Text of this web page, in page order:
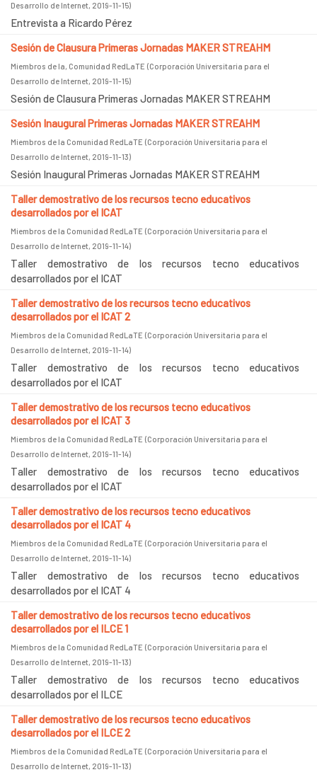
Desarrollo de Internet, 2019-11-15)
Entrevista a Ricardo Pérez
Sesión de Clausura Primeras Jornadas MAKER STREAHM
Miembros de la, Comunidad RedLaTE (Corporación Universitaria para el
Desarrollo de Internet, 2019-11-15)
Sesión de Clausura Primeras Jornadas MAKER STREAHM
Sesión Inaugural Primeras Jornadas MAKER STREAHM
Miembros de la Comunidad RedLaTE (Corporación Universitaria para el
Desarrollo de Internet, 2019-11-13)
Sesión Inaugural Primeras Jornadas MAKER STREAHM
Taller demostrativo de los recursos tecno educativos
desarrollados por el ICAT
Miembros de la Comunidad RedLaTE (Corporación Universitaria para el
Desarrollo de Internet, 2019-11-14)
Taller demostrativo de los recursos tecno educativos
desarrollados por el ICAT
Taller demostrativo de los recursos tecno educativos
desarrollados por el ICAT 2
Miembros de la Comunidad RedLaTE (Corporación Universitaria para el
Desarrollo de Internet, 2019-11-14)
Taller demostrativo de los recursos tecno educativos
desarrollados por el ICAT
Taller demostrativo de los recursos tecno educativos
desarrollados por el ICAT 3
Miembros de la Comunidad RedLaTE (Corporación Universitaria para el
Desarrollo de Internet, 2019-11-14)
Taller demostrativo de los recursos tecno educativos
desarrollados por el ICAT
Taller demostrativo de los recursos tecno educativos
desarrollados por el ICAT 4
Miembros de la Comunidad RedLaTE (Corporación Universitaria para el
Desarrollo de Internet, 2019-11-14)
Taller demostrativo de los recursos tecno educativos
desarrollados por el ICAT 4
Taller demostrativo de los recursos tecno educativos
desarrollados por el ILCE 1
Miembros de la Comunidad RedLaTE (Corporación Universitaria para el
Desarrollo de Internet, 2019-11-13)
Taller demostrativo de los recursos tecno educativos
desarrollados por el ILCE
Taller demostrativo de los recursos tecno educativos
desarrollados por el ILCE 2
Miembros de la Comunidad RedLaTE (Corporación Universitaria para el
Desarrollo de Internet, 2019-11-13)